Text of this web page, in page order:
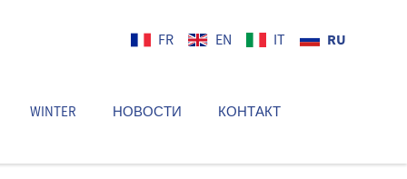
FR EN IT RU
WINTER НОВОСТИ КОНТАКТ